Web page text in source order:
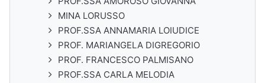
MINA LORUSSO
PROF.SSA ANNAMARIA LOIUDICE
PROF. MARIANGELA DIGREGORIO
PROF. FRANCESCO PALMISANO
PROF.SSA CARLA MELODIA